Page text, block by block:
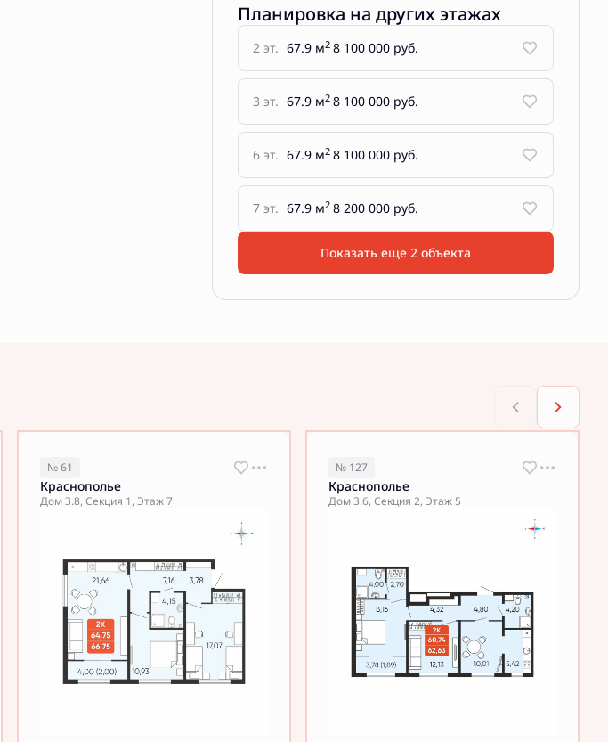
Планировка на других этажах
2 эт. 67.9 м2 8 100 000 руб.
3 эт. 67.9 м2 8 100 000 руб.
6 эт. 67.9 м2 8 100 000 руб.
7 эт. 67.9 м2 8 200 000 руб.
Показать еще 2 объектa
№ 61
Краснополье
Дом 3.8, Секция 1, Этаж 7
№ 127
Краснополье
Дом 3.6, Секция 2, Этаж 5